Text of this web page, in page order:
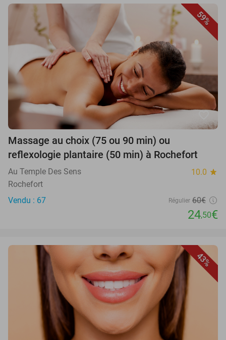
59%
Massage au choix (75 ou 90 min) ou
reflexologie plantaire (50 min) à Rochefort
Au Temple Des Sens 10.0 star
Rochefort
Vendu : 67
Régulier 60€
24,50€
43%